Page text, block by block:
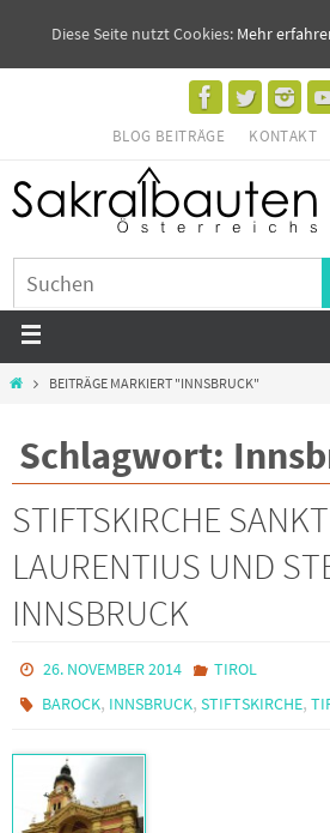
BLOG BEITRÄGE KONTAKT
BEITRÄGE MARKIERT "INNSBRUCK"
Schlagwort:
STIFTSKIRCHE SANKT
LAURENTIUS UND
INNSBRUCK
26. NOVEMBER 2014
TIROL
BAROCK, INNSBRUCK,STIFTSKIRCHE,
Diese Seite nutzt Cookies: Mehr